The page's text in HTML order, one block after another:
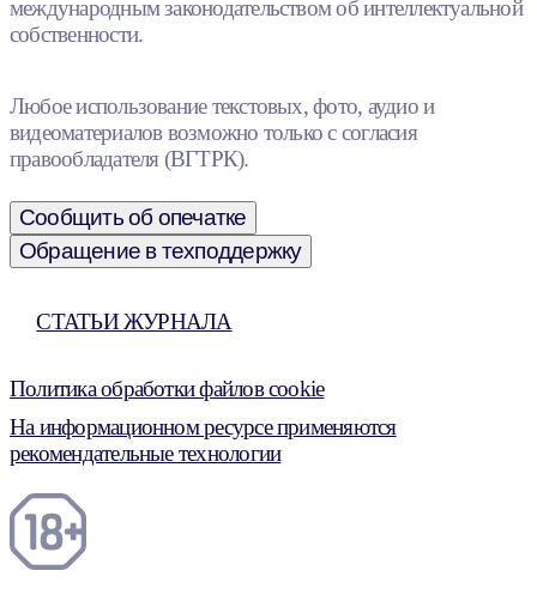
международным законодательством об интеллектуальной
собственности.
Любое использование текстовых, фото, аудио и
видеоматериалов возможно только с согласия
правообладателя (ВГТРК).
Сообщить об опечатке
Обращение в техподдержку
СТАТЬИ ЖУРНАЛА
Политика обработки файлов cookie
На информационном ресурсе применяются
рекомендательные технологии